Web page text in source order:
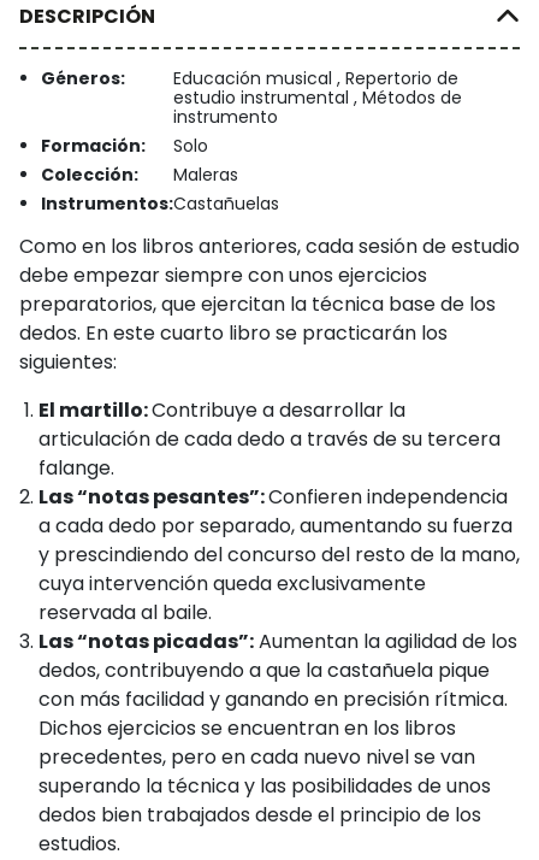
DESCRIPCIÓN
Géneros:
Educación musical , Repertorio de
estudio instrumental , Métodos de
instrumento
Formación:
Solo
Colección:
Maleras
Instrumentos:Castañuelas
Como en los libros anteriores, cada sesión de estudio
debe empezar siempre con unos ejercicios
preparatorios, que ejercitan la técnica base de los
dedos. En este cuarto libro se practicarán los
siguientes:
El martillo:Contribuye a desarrollar la
articulación de cada dedo a través de su tercera
falange.
Las “notas pesantes”:Confieren independencia
a cada dedo por separado, aumentando su fuerza
y prescindiendo del concurso del resto de la mano,
cuya intervención queda exclusivamente
reservada al baile.
Las “notas picadas”:Aumentan la agilidad de los
dedos, contribuyendo a que la castañuela pique
con más facilidad y ganando en precisión rítmica.
Dichos ejercicios se encuentran en los libros
precedentes, pero en cada nuevo nivel se van
superando la técnica y las posibilidades de unos
dedos bien trabajados desde el principio de los
estudios.